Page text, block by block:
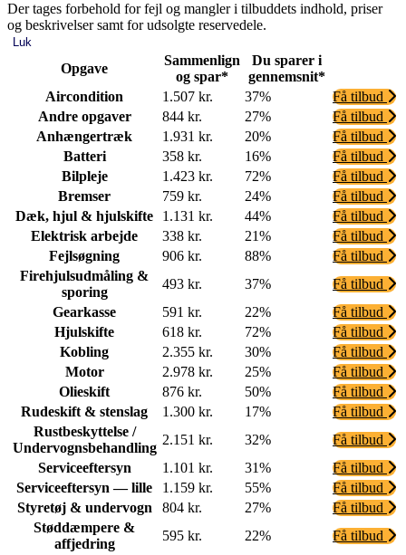
Der tages forbehold for fejl og mangler i tilbuddets indhold, priser
og beskrivelser samt for udsolgte reservedele.
Luk
Opgave
Sammenlign
og spar*
Du sparer i
gennemsnit*
Aircondition
1.507 kr. 37%
Få tilbud
Andre opgaver
844 kr. 27%
Få tilbud
Anhængertræk
1.931 kr. 20%
Få tilbud
Batteri
358 kr. 16%
Få tilbud
Bilpleje
1.423 kr. 72%
Få tilbud
Bremser
759 kr. 24%
Få tilbud
Dæk, hjul & hjulskifte
1.131 kr. 44%
Få tilbud
Elektrisk arbejde
338 kr. 21%
Få tilbud
Fejlsøgning
906 kr. 88%
Få tilbud
Firehjulsudmåling &
sporing
493 kr. 37%
Få tilbud
Gearkasse
591 kr. 22%
Få tilbud
Hjulskifte
618 kr. 72%
Få tilbud
Kobling
2.355 kr. 30%
Få tilbud
Motor
2.978 kr. 25%
Få tilbud
Olieskift
876 kr. 50%
Få tilbud
Rudeskift & stenslag
1.300 kr. 17%
Få tilbud
Rustbeskyttelse /
Undervognsbehandling
2.151 kr. 32%
Få tilbud
Serviceeftersyn
1.101 kr. 31%
Få tilbud
Serviceeftersyn — lille
1.159 kr. 55%
Få tilbud
Styretøj & undervogn
804 kr. 27%
Få tilbud
Støddæmpere &
affjedring
595 kr. 22%
Få tilbud